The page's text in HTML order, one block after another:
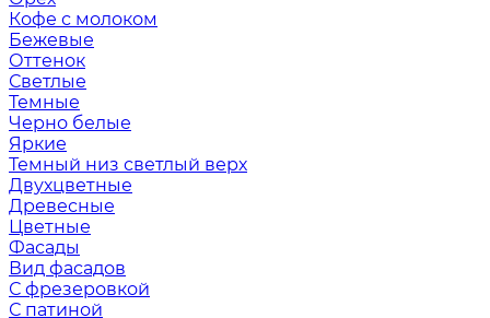
Кофе с молоком
Бежевые
Оттенок
Светлые
Темные
Черно белые
Яркие
Темный низ светлый верх
Двухцветные
Древесные
Цветные
Фасады
Вид фасадов
С фрезеровкой
С патиной